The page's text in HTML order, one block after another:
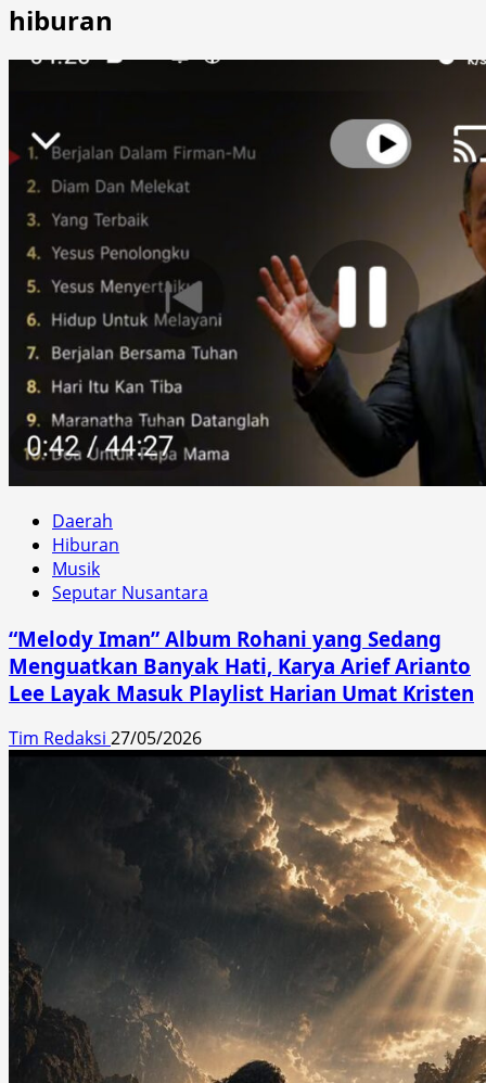
hiburan
Daerah
Hiburan
Musik
Seputar Nusantara
“Melody Iman” Album Rohani yang Sedang
Menguatkan Banyak Hati, Karya Arief Arianto
Lee Layak Masuk Playlist Harian Umat Kristen
Tim Redaksi 27/05/2026